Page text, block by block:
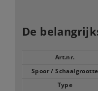
De
Art.nr.
Spoor / Schaalgrootte
Type